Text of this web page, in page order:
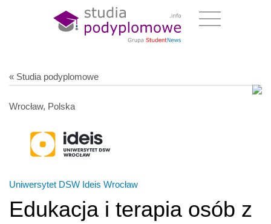
« Studia podyplomowe
Wrocław, Polska
Uniwersytet DSW Ideis Wrocław
Edukacja i terapia osób z